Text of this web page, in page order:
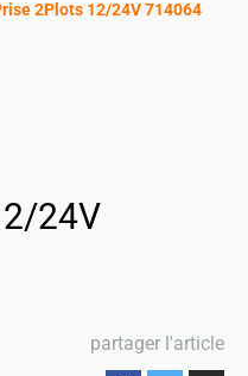
2Plots 12/24V 714064
24V
partager l'article